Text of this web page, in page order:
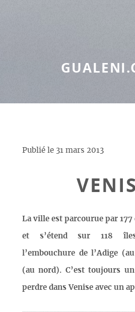
Publié le 31 mars 2013
La ville est parcourue par
et s’étend sur 118
l’embouchure de l’Adige
(au nord). C’est toujours
perdre dans Venise avec un